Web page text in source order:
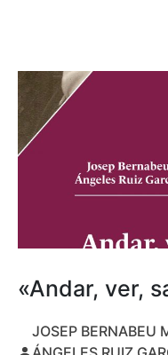
«Andar, ver,
JOSEP BERNABEU